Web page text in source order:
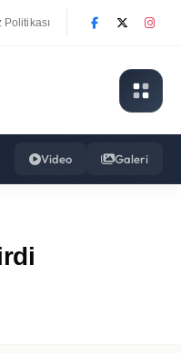
Politikası
Video Galeri